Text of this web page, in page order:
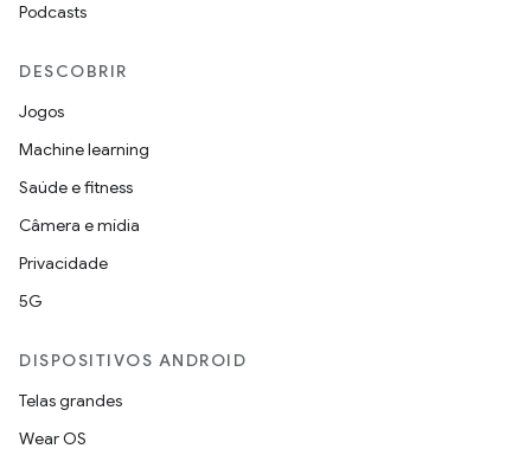
Podcasts
DESCOBRIR
Jogos
Machine learning
Saúde e fitness
Câmera e mídia
Privacidade
5G
DISPOSITIVOS ANDROID
Telas grandes
Wear OS